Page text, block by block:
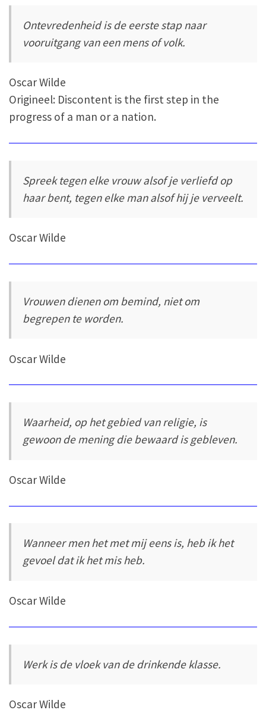
Ontevredenheid is de eerste stap naar
vooruitgang van een mens of volk.
Oscar Wilde
Origineel: Discontent is the first step in the
progress of a man or a nation.
Spreek tegen elke vrouw alsof je verliefd op
haar bent, tegen elke man alsof hij je verveelt.
Oscar Wilde
Vrouwen dienen om bemind, niet om
begrepen te worden.
Oscar Wilde
Waarheid, op het gebied van religie, is
gewoon de mening die bewaard is gebleven.
Oscar Wilde
Wanneer men het met mij eens is, heb ik het
gevoel dat ik het mis heb.
Oscar Wilde
Werk is de vloek van de drinkende klasse.
Oscar Wilde